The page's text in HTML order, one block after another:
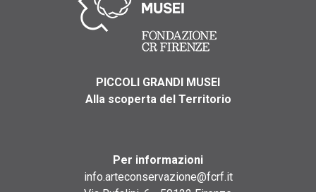
PICCOLI GRANDI MUSEI
Alla scoperta del Territorio
Per informazioni
info.arteconservazione@fcrf.it